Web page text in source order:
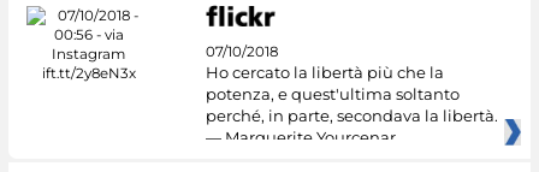
07/10/2018
Ho cercato la libertà più che la
potenza, e quest'ultima soltanto
perché, in parte, secondava la libertà.
— Marguerite Yourcenar